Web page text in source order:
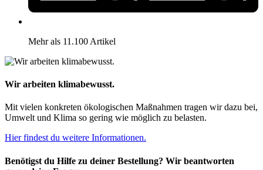
Mehr als 11.100 Artikel
Wir arbeiten klimabewusst.
Mit vielen konkreten ökologischen Maßnahmen tragen wir dazu bei,
Umwelt und Klima so gering wie möglich zu belasten.
Hier findest du weitere Informationen.
Benötigst du Hilfe zu deiner Bestellung? Wir beantworten